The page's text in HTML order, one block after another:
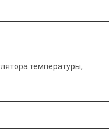
температуры,